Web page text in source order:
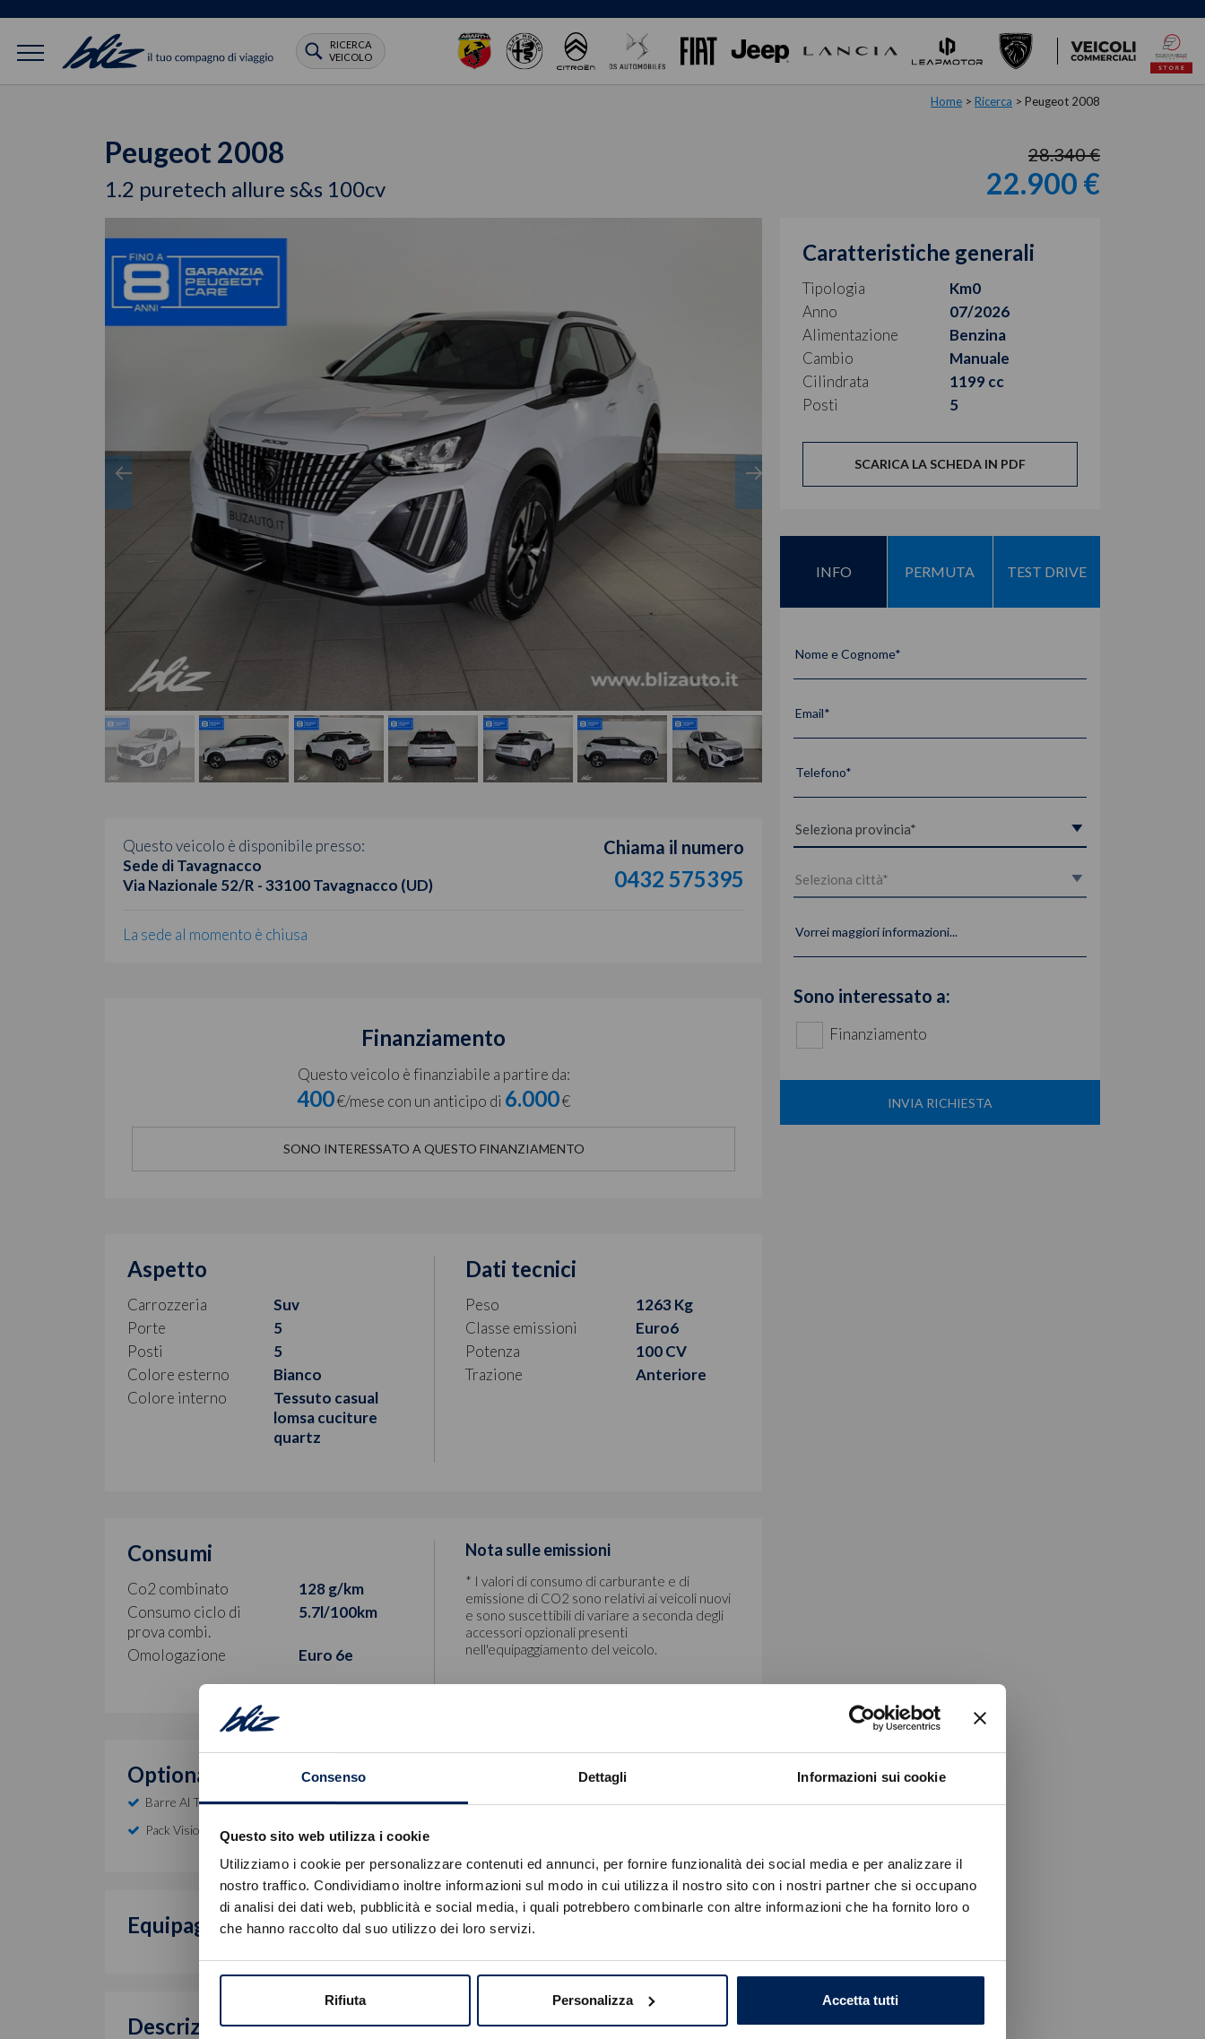
Consenso Dettagli Informazioni sui cookie
Questo sito web utilizza i cookie
Utilizziamo i cookie per personalizzare contenuti ed annunci, per fornire funzionalità dei social media e per analizzare il
nostro traffico. Condividiamo inoltre informazioni sul modo in cui utilizza il nostro sito con i nostri partner che si occupano
di analisi dei dati web, pubblicità e social media, i quali potrebbero combinarle con altre informazioni che ha fornito loro o
che hanno raccolto dal suo utilizzo dei loro servizi.
Rifiuta Personalizza Accetta tutti
RICERCA
VEICOLO
Home > Ricerca > Peugeot 2008
Peugeot 2008
1.2 puretech allure s&s 100cv
28.340 €
22.900 €
Questo veicolo è disponibile presso:
Sede di Tavagnacco
Via Nazionale 52/R - 33100 Tavagnacco (UD)
Chiama il numero
0432 575395
La sede al momento è chiusa
Finanziamento
Questo veicolo è finanziabile a partire da:
400€/mese con un anticipo di 6.000€
SONO INTERESSATO A QUESTO FINANZIAMENTO
Aspetto
Carrozzeria
Suv
Porte
5
Posti
5
Colore esterno
Bianco
Colore interno
Tessuto casual
lomsa cuciture
quartz
Dati tecnici
Peso
1263 Kg
Classe emissioni
Euro6
Potenza
100 CV
Trazione
Anteriore
Consumi
Co2 combinato
128 g/km
Consumo ciclo di
prova combi.
5.7l/100km
Omologazione Euro 6e
Nota sulle emissioni
* I valori di consumo di carburante e di
emissione di CO2 sono relativi ai veicoli nuovi
e sono suscettibili di variare a seconda degli
accessori opzionali presenti
nell'equipaggiamento del veicolo.
Optional inclusi
Barre Al Tetto Longitudinali Nero Brillante
Kit Di Riparazione Pneumatici
Pack Vision & Drive Assist
Equipaggiamento di serie
Descrizione
Caratteristiche generali
Tipologia
Km0
Anno
07/2026
Alimentazione
Benzina
Cambio
Manuale
Cilindrata
1199 cc
Posti
5
SCARICA LA SCHEDA IN PDF
INFO PERMUTA TEST DRIVE
Nome e Cognome*
Email*
Telefono*
Vorrei maggiori informazioni...
Sono interessato a:
Finanziamento
INVIA RICHIESTA
Errore
Caricamento veicoli non riuscito
OK